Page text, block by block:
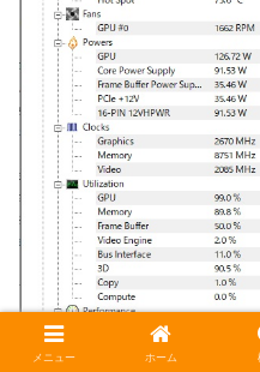
メニュー ホーム